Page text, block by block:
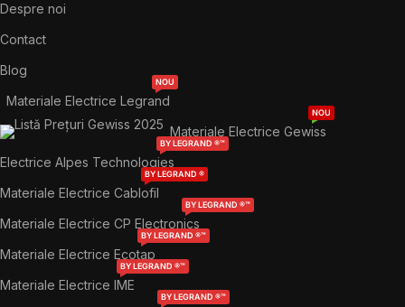
Despre noi
Contact
Blog
Materiale Electrice Legrand
NOU
Materiale Electrice Gewiss
NOU
Electrice Alpes Technologies
BY LEGRAND ®™
Materiale Electrice Cablofil
BY LEGRAND ®
Materiale Electrice CP Electronics
BY LEGRAND ®™
Materiale Electrice Ecotap
BY LEGRAND ®™
Materiale Electrice IME
BY LEGRAND ®™
BY LEGRAND ®™